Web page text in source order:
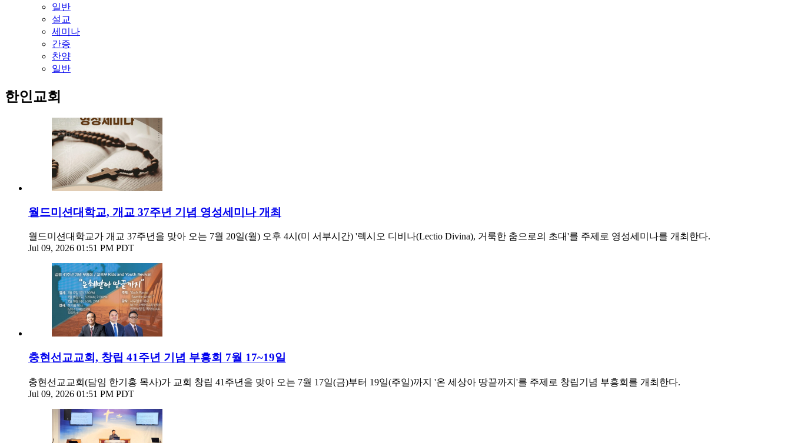
일반
설교
세미나
간증
찬양
일반
한인교회
월드미션대학교, 개교 37주년 기념 영성세미나 개최
월드미션대학교가 개교 37주년을 맞아 오는 7월 20일(월) 오후 4시(미 서부시간) '렉시오 디비나(Lectio Divina), 거룩한 춤으로의 초대'를 주제로 영성세미나를 개최한다.
Jul 09, 2026 01:51 PM PDT
충현선교교회, 창립 41주년 기념 부흥회 7월 17~19일
충현선교교회(담임 한기홍 목사)가 교회 창립 41주년을 맞아 오는 7월 17일(금)부터 19일(주일)까지 '온 세상아 땅끝까지'를 주제로 창립기념 부흥회를 개최한다.
Jul 09, 2026 01:51 PM PDT